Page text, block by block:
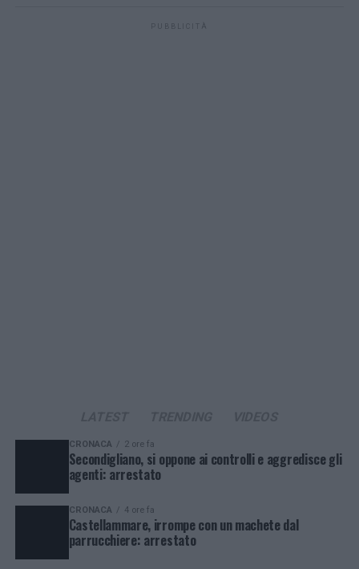
PUBBLICITÀ
CRONACA 2 ore fa
Secondigliano, si oppone ai controlli e aggredisce gli
agenti: arrestato
CRONACA 4 ore fa
Castellammare, irrompe con un machete dal
parrucchiere: arrestato